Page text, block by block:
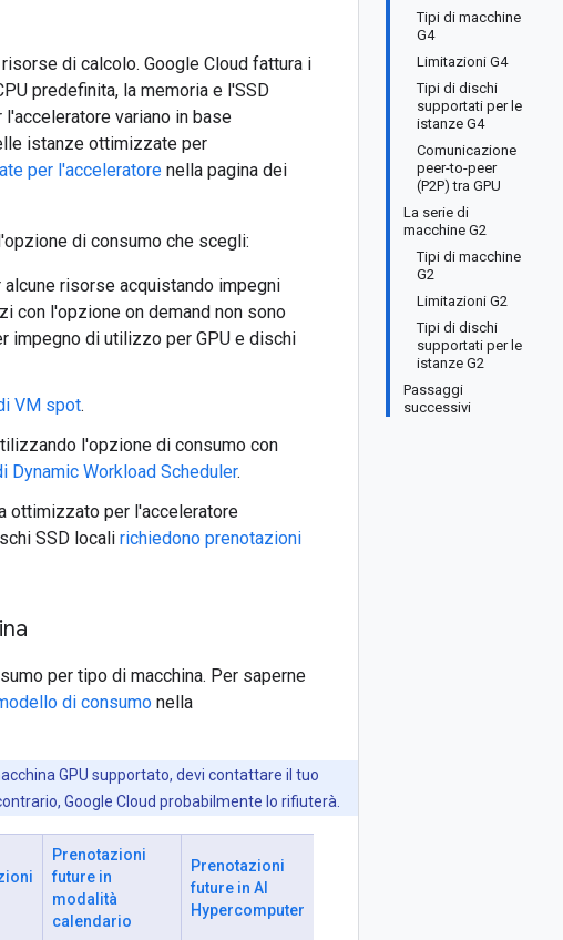
Tipi di macchine
G4
Limitazioni G4
Tipi di dischi
supportati per le
istanze G4
Comunicazione
peer-to-peer
(P2P) tra GPU
La serie di
macchine G2
Tipi di macchine
G2
Limitazioni G2
Tipi di dischi
supportati per le
istanze G2
Passaggi
successivi
di calcolo. Google Cloud fattura i
predefinita, la memoria e l'SSD
variano in base
istanze ottimizzate per
per l'acceleratore nella pagina dei
di consumo che scegli:
alcune risorse acquistando impegni
con l'opzione on demand non sono
impegno di utilizzo per GPU e dischi
VM spot.
l'opzione di consumo con
Dynamic Workload Scheduler.
ottimizzato per l'acceleratore
SSD locali richiedono prenotazioni
per tipo di macchina. Per saperne
di consumo nella
GPU supportato, devi contattare il tuo
Google Cloud probabilmente lo rifiuterà.
Prenotazioni
future in
modalità
calendario
Prenotazioni
future in AI
Hypercomputer